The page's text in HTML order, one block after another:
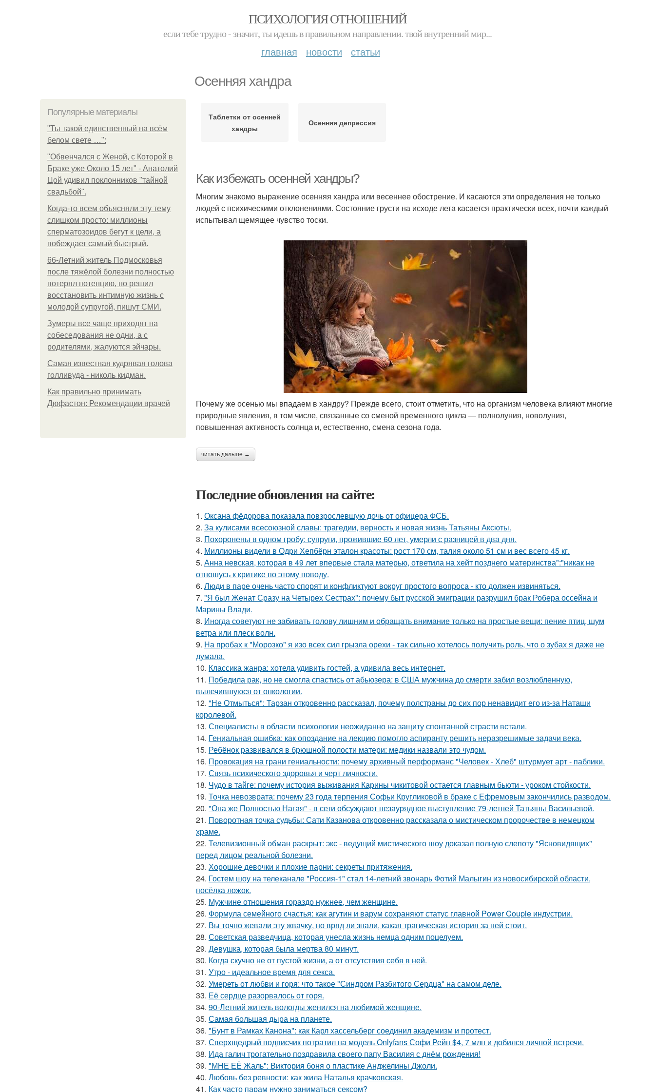
ПСИХОЛОГИЯ ОТНОШЕНИЙ
если тебе трудно - значит, ты идешь в правильном направлении. твой внутренний мир...
главная новости статьи
Осенняя хандра
Популярные материалы
"Ты такой единственный на всём
белом свете …":
"Обвенчался с Женой, с Которой в
Браке уже Около 15 лет" - Анатолий
Цой удивил поклонников "тайной
свадьбой".
Когда-то всем объясняли эту тему
слишком просто: миллионы
сперматозоидов бегут к цели, а
побеждает самый быстрый.
66-Летний житель Подмосковья
после тяжёлой болезни полностью
потерял потенцию, но решил
восстановить интимную жизнь с
молодой супругой, пишут СМИ.
Зумеры все чаще приходят на
собеседования не одни, а с
родителями, жалуются эйчары.
Самая известная кудрявая голова
голливуда - николь кидман.
Как правильно принимать
Дюфастон: Рекомендации врачей
Таблетки от осенней
хандры
Осенняя депрессия
Как избежать осенней хандры?
Многим знакомо выражение осенняя хандра или весеннее обострение. И касаются эти определения не только
людей с психическими отклонениями. Состояние грусти на исходе лета касается практически всех, почти каждый
испытывал щемящее чувство тоски.
Почему же осенью мы впадаем в хандру? Прежде всего, стоит отметить, что на организм человека влияют многие
природные явления, в том числе, связанные со сменой временного цикла — полнолуния, новолуния,
повышенная активность солнца и, естественно, смена сезона года.
читать дальше →
Последние обновления на сайте:
1. Оксана фёдорова показала повзрослевшую дочь от офицера ФСБ.
2. За кулисами всесоюзной славы: трагедии, верность и новая жизнь Татьяны Аксюты.
3. Похоронены в одном гробу: супруги, прожившие 60 лет, умерли с разницей в два дня.
4. Миллионы видели в Одри Хепбёрн эталон красоты: рост 170 см, талия около 51 см и вес всего 45 кг.
5. Анна невская, которая в 49 лет впервые стала матерью, ответила на хейт позднего материнства":"никак не
отношусь к критике по этому поводу.
6. Люди в паре очень часто спорят и конфликтуют вокруг простого вопроса - кто должен извиняться.
7. "Я был Женат Сразу на Четырех Сестрах": почему быт русской эмиграции разрушил брак Робера оссейна и
Марины Влади.
8. Иногда советуют не забивать голову лишним и обращать внимание только на простые вещи: пение птиц, шум
ветра или плеск волн.
9. На пробах к "Морозко" я изо всех сил грызла орехи - так сильно хотелось получить роль, что о зубах я даже не
думала.
10. Классика жанра: хотела удивить гостей, а удивила весь интернет.
11. Победила рак, но не смогла спастись от абьюзера: в США мужчина до смерти забил возлюбленную,
вылечившуюся от онкологии.
12. "Не Отмыться": Тарзан откровенно рассказал, почему полстраны до сих пор ненавидит его из-за Наташи
королевой.
13. Специалисты в области психологии неожиданно на защиту спонтанной страсти встали.
14. Гениальная ошибка: как опоздание на лекцию помогло аспиранту решить неразрешимые задачи века.
15. Ребёнок развивался в брюшной полости матери: медики назвали это чудом.
16. Провокация на грани гениальности: почему архивный перформанс "Человек - Хлеб" штурмует арт - паблики.
17. Связь психического здоровья и черт личности.
18. Чудо в тайге: почему история выживания Карины чикитовой остается главным бьюти - уроком стойкости.
19. Точка невозврата: почему 23 года терпения Софьи Кругликовой в браке с Ефремовым закончились разводом.
20. "Она же Полностью Нагая" - в сети обсуждают незаурядное выступление 79-летней Татьяны Васильевой.
21. Поворотная точка судьбы: Сати Казанова откровенно рассказала о мистическом пророчестве в немецком
храме.
22. Телевизионный обман раскрыт: экс - ведущий мистического шоу доказал полную слепоту "Ясновидящих"
перед лицом реальной болезни.
23. Хорошие девочки и плохие парни: секреты притяжения.
24. Гостем шоу на телеканале "Россия-1" стал 14-летний звонарь Фотий Малыгин из новосибирской области,
посёлка ложок.
25. Мужчине отношения гораздо нужнее, чем женщине.
26. Формула семейного счастья: как агутин и варум сохраняют статус главной Power Couple индустрии.
27. Вы точно жевали эту жвачку, но вряд ли знали, какая трагическая история за ней стоит.
28. Советская разведчица, которая унесла жизнь немца одним поцелуем.
29. Девушка, которая была мертва 80 минут.
30. Когда скучно не от пустой жизни, а от отсутствия себя в ней.
31. Утро - идеальное время для секса.
32. Умереть от любви и горя: что такое "Синдром Разбитого Сердца" на самом деле.
33. Её сердце разорвалось от горя.
34. 90-Летний житель вологды женился на любимой женщине.
35. Самая большая дыра на планете.
36. "Бунт в Рамках Канона": как Карл хассельберг соединил академизм и протест.
37. Сверхщедрый подписчик потратил на модель Onlyfans Софи Рейн $4, 7 млн и добился личной встречи.
38. Ида галич трогательно поздравила своего папу Василия с днём рождения!
39. "МНЕ ЕЁ Жаль": Виктория боня о пластике Анджелины Джоли.
40. Любовь без ревности: как жила Наталья крачковская.
41. Как часто парам нужно заниматься сексом?